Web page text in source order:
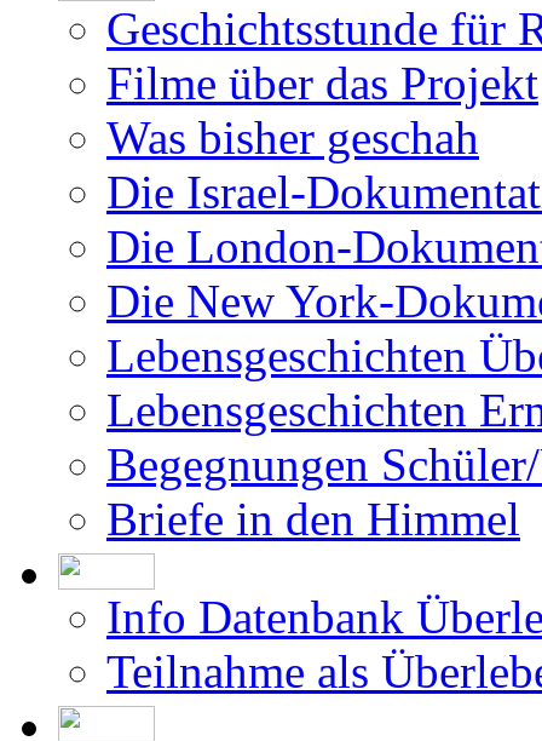
Geschichtsstunde für
Filme über das Projekt
Was bisher geschah
Die Israel-
Die London-
Die New York-
Lebensgeschichten
Lebensgeschichten
Begegnungen
Briefe in den Himmel
Info Datenbank
Teilnahme als